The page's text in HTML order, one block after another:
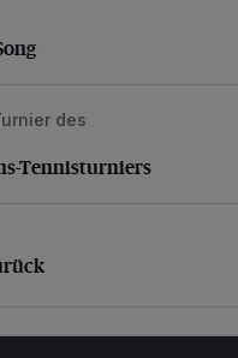
Tennisturniers
des
Tennisturniers